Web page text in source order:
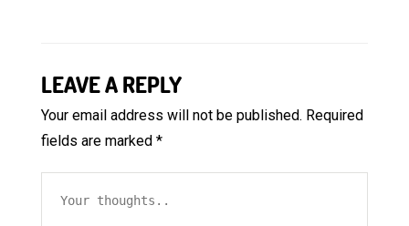
LEAVE A REPLY
Your email address will not be published. Required
fields are marked *